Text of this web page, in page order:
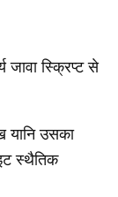
जावा स्क्रिप्ट से
यानि उसका
स्थैतिक